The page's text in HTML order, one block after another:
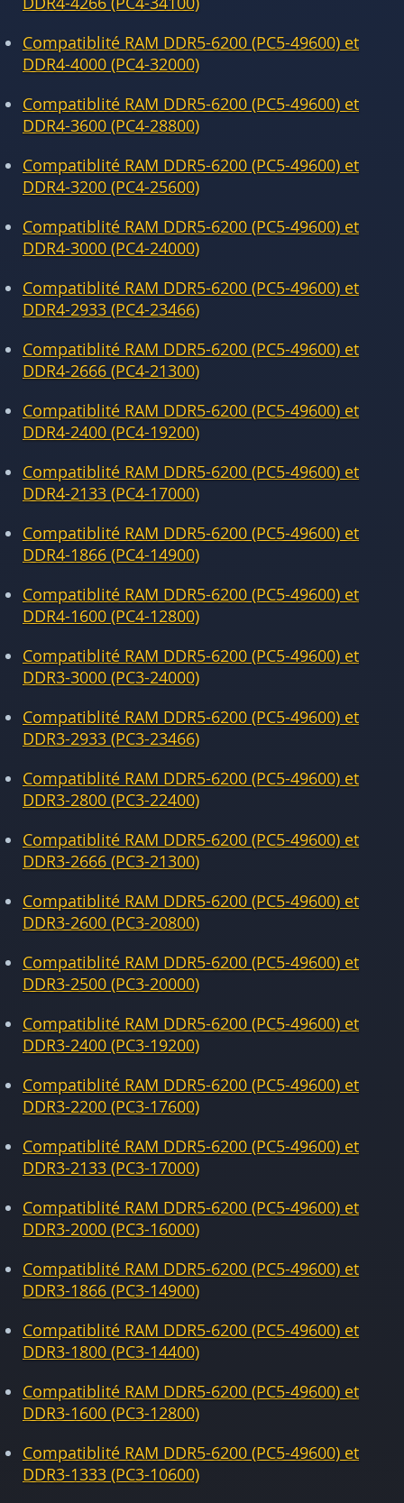
Compatiblité RAM DDR5-6200 (PC5-49600) et
DDR4-4000 (PC4-32000)
Compatiblité RAM DDR5-6200 (PC5-49600) et
DDR4-3600 (PC4-28800)
Compatiblité RAM DDR5-6200 (PC5-49600) et
DDR4-3200 (PC4-25600)
Compatiblité RAM DDR5-6200 (PC5-49600) et
DDR4-3000 (PC4-24000)
Compatiblité RAM DDR5-6200 (PC5-49600) et
DDR4-2933 (PC4-23466)
Compatiblité RAM DDR5-6200 (PC5-49600) et
DDR4-2666 (PC4-21300)
Compatiblité RAM DDR5-6200 (PC5-49600) et
DDR4-2400 (PC4-19200)
Compatiblité RAM DDR5-6200 (PC5-49600) et
DDR4-2133 (PC4-17000)
Compatiblité RAM DDR5-6200 (PC5-49600) et
DDR4-1866 (PC4-14900)
Compatiblité RAM DDR5-6200 (PC5-49600) et
DDR4-1600 (PC4-12800)
Compatiblité RAM DDR5-6200 (PC5-49600) et
DDR3-3000 (PC3-24000)
Compatiblité RAM DDR5-6200 (PC5-49600) et
DDR3-2933 (PC3-23466)
Compatiblité RAM DDR5-6200 (PC5-49600) et
DDR3-2800 (PC3-22400)
Compatiblité RAM DDR5-6200 (PC5-49600) et
DDR3-2666 (PC3-21300)
Compatiblité RAM DDR5-6200 (PC5-49600) et
DDR3-2600 (PC3-20800)
Compatiblité RAM DDR5-6200 (PC5-49600) et
DDR3-2500 (PC3-20000)
Compatiblité RAM DDR5-6200 (PC5-49600) et
DDR3-2400 (PC3-19200)
Compatiblité RAM DDR5-6200 (PC5-49600) et
DDR3-2200 (PC3-17600)
Compatiblité RAM DDR5-6200 (PC5-49600) et
DDR3-2133 (PC3-17000)
Compatiblité RAM DDR5-6200 (PC5-49600) et
DDR3-2000 (PC3-16000)
Compatiblité RAM DDR5-6200 (PC5-49600) et
DDR3-1866 (PC3-14900)
Compatiblité RAM DDR5-6200 (PC5-49600) et
DDR3-1800 (PC3-14400)
Compatiblité RAM DDR5-6200 (PC5-49600) et
DDR3-1600 (PC3-12800)
Compatiblité RAM DDR5-6200 (PC5-49600) et
DDR3-1333 (PC3-10600)